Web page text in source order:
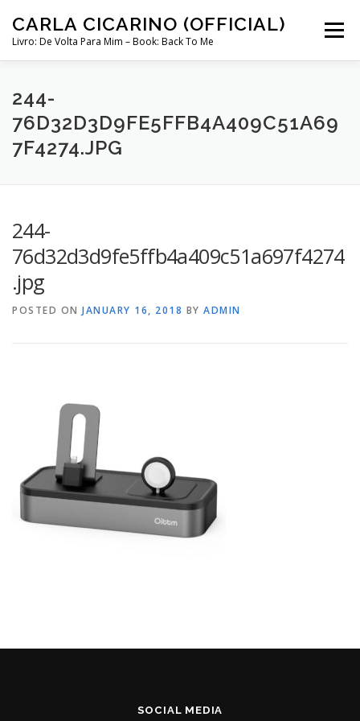
content
CARLA CICARINO (OFFICIAL)
Livro: De Volta Para Mim – Book: Back To Me
Menu
COMPRAR LIVRO “DE VOLTA PARA MIM”
MINHA CONTA
244-
76D32D3D9FE5FFB4A409C51A69
7F4274.JPG
244-
76d32d3d9fe5ffb4a409c51a697f4274
.jpg
POSTED ON JANUARY 16, 2018 BY ADMIN
SOCIAL MEDIA